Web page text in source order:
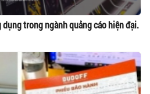
trong ngành quảng cáo hiện đại.